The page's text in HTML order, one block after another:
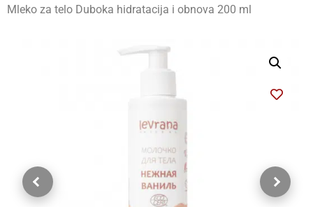
Mleko za telo Duboka hidratacija i obnova 200 ml